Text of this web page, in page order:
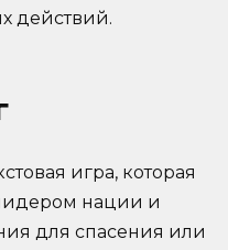
действий.
игра, которая
нации и
для спасения или